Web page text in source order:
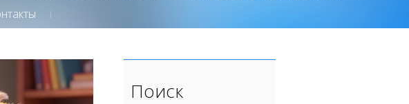
Поиск